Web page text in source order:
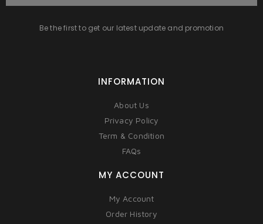
Be the first to get our latest update and promotion
INFORMATION
About Us
Privacy Policy
Term & Condition
FAQs
MY ACCOUNT
My Account
Order History